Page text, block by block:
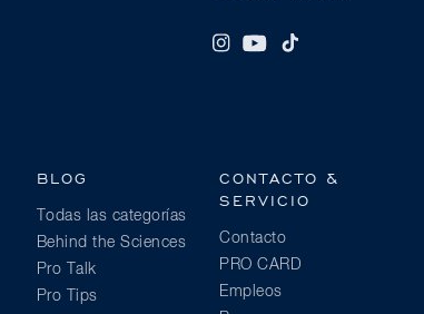
BLOG
Todas las categorías
Behind the Sciences
Pro Talk
Pro Tips
CONTACTO &
SERVICIO
Contacto
PRO CARD
Empleos